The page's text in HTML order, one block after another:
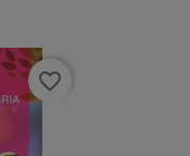
favorite_border